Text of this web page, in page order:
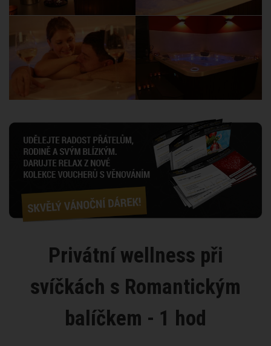
Privátní wellness při
svíčkách s Romantickým
balíčkem - 1 hod